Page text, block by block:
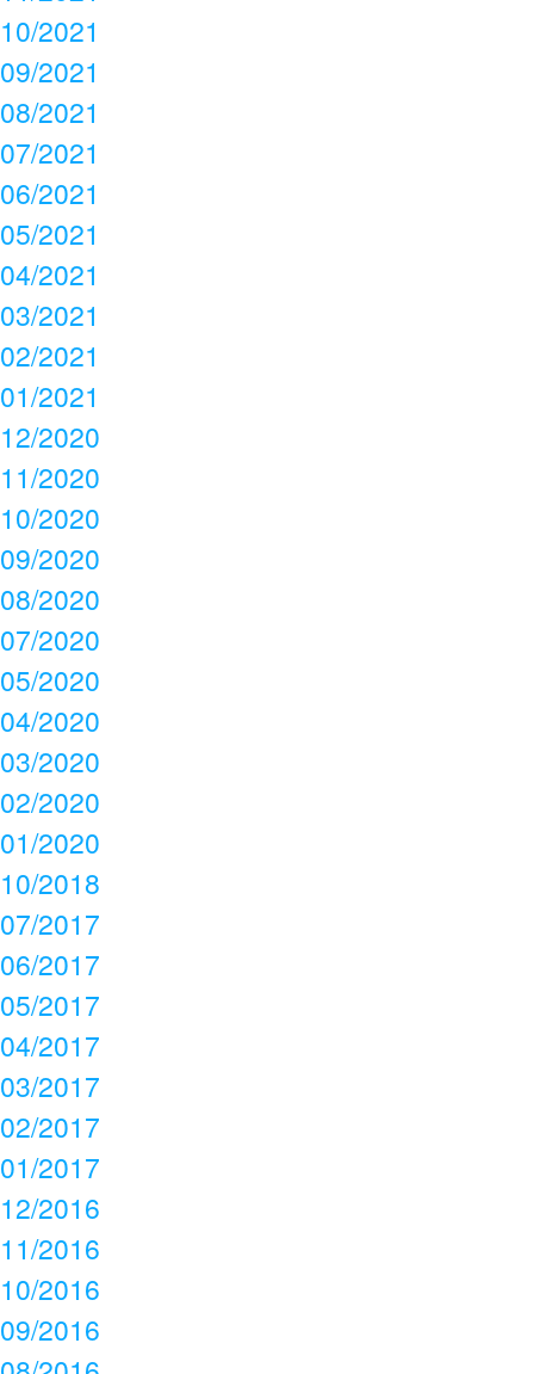
10/2021
09/2021
08/2021
07/2021
06/2021
05/2021
04/2021
03/2021
02/2021
01/2021
12/2020
11/2020
10/2020
09/2020
08/2020
07/2020
05/2020
04/2020
03/2020
02/2020
01/2020
10/2018
07/2017
06/2017
05/2017
04/2017
03/2017
02/2017
01/2017
12/2016
11/2016
10/2016
09/2016